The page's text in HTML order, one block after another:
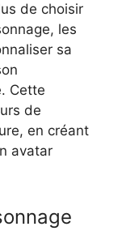
de choisir
les
sa
Cette
de
en créant
avatar